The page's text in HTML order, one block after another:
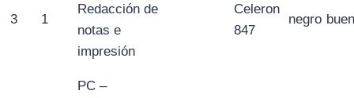
3 1
Redacción de
notas e
impresión
Celeron
847
negro
PC –